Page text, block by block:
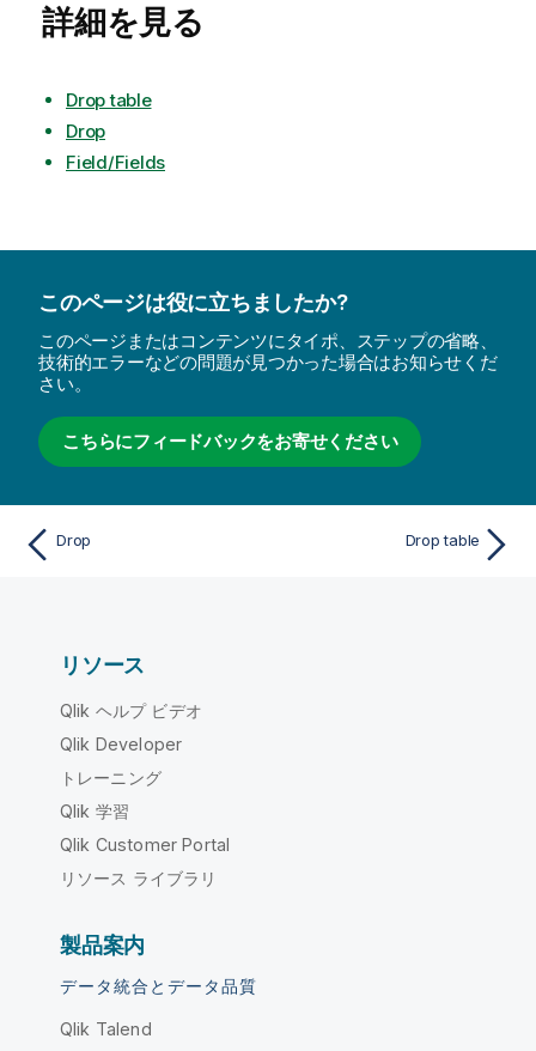
詳細を見る
Drop table
Drop
Field/Fields
このページは役に立ちましたか?
このページまたはコンテンツにタイポ、ステップの省略、
技術的エラーなどの問題が見つかった場合はお知らせくだ
さい。
こちらにフィードバックをお寄せください
Drop Drop table
リソース
Qlik ヘルプ ビデオ
Qlik Developer
トレーニング
Qlik 学習
Qlik Customer Portal
リソース ライブラリ
製品案内
データ統合とデータ品質
Qlik Talend